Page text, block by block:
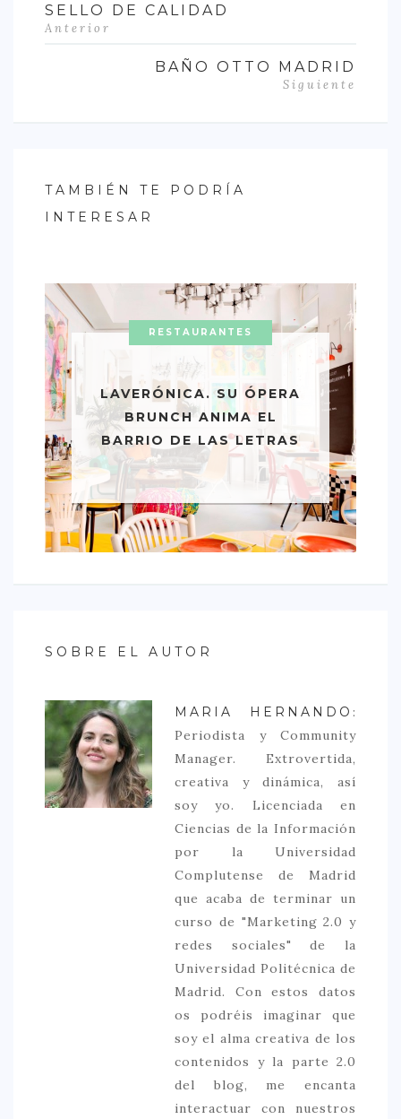
SELLO DE CALIDAD
Anterior
BAÑO OTTO MADRID
Siguiente
TAMBIÉN TE PODRÍA
INTERESAR
RESTAURANTES
LAVERÓNICA. SU ÓPERA
BRUNCH ANIMA EL
BARRIO DE LAS LETRAS
SOBRE EL AUTOR
MARIA HERNANDO :
Periodista y Community
Manager. Extrovertida,
creativa y dinámica, así
soy yo. Licenciada en
Ciencias de la Información
por la Universidad
Complutense de Madrid
que acaba de terminar un
curso de "Marketing 2.0 y
redes sociales" de la
Universidad Politécnica de
Madrid. Con estos datos
os podréis imaginar que
soy el alma creativa de los
contenidos y la parte 2.0
del blog, me encanta
interactuar con nuestros